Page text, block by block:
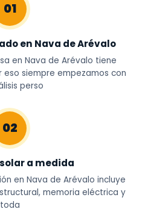
01
en Nava de Arévalo
en Nava de Arévalo tiene
eso siempre empezamos con
perso
02
a medida
en Nava de Arévalo incluye
memoria eléctrica y
toda